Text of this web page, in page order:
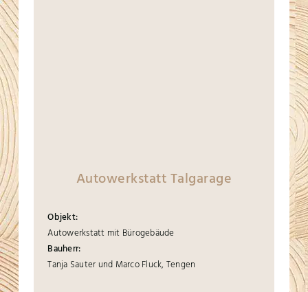
Autowerkstatt Talgarage
Objekt:
Autowerkstatt mit Bürogebäude
Bauherr:
Tanja Sauter und Marco Fluck, Tengen